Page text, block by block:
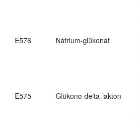
E576 Nátrium-glükonát
E575 Glükono-delta-lakton